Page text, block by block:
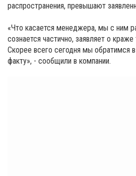
распространения, превышают
«Что касается менеджера, мы с ним
сознается частично, заявляет о
Скорее всего сегодня мы обратимся
факту», - сообщили в компании.